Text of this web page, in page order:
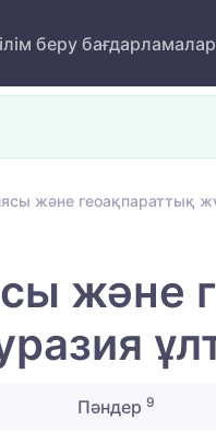
беру
және геоақпараттық
Пәндер9